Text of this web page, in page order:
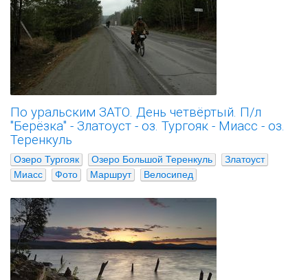
По уральским ЗАТО. День четвёртый. П/л
"Берёзка" - Златоуст - оз. Тургояк - Миасс - оз.
Теренкуль
Озеро Тургояк Озеро Большой Теренкуль
Златоуст
Миасс
Фото Маршрут Велосипед